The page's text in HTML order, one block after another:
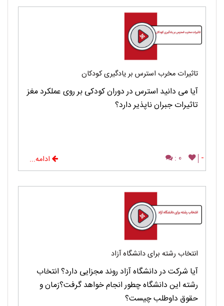
تاثیرات مخرب استرس بر یادگیری کودکان
آیا می دانید استرس در دوران کودکی بر روی عملکرد مغز
تاثیرات جبران ناپذیر دارد؟
-
0 : ادامه...
انتخاب رشته برای دانشگاه آزاد
آیا شرکت در دانشگاه آزاد روند مجزایی دارد؟ انتخاب
رشته این دانشگاه چطور انجام خواهد گرفت؟زمان و
حقوق داوطلب چیست؟